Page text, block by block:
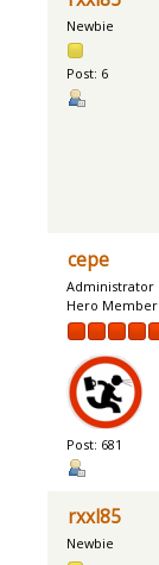
Newbie
Post: 6
cepe
Administrator
Hero Member
Post: 681
rxxl85
Newbie